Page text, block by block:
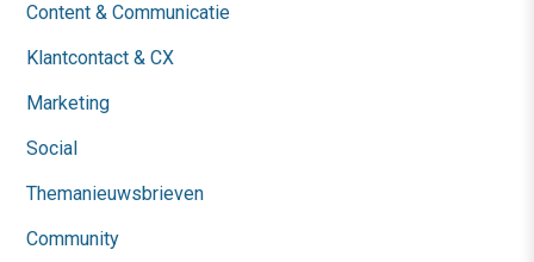
Content & Communicatie
Klantcontact & CX
Marketing
Social
Themanieuwsbrieven
Community